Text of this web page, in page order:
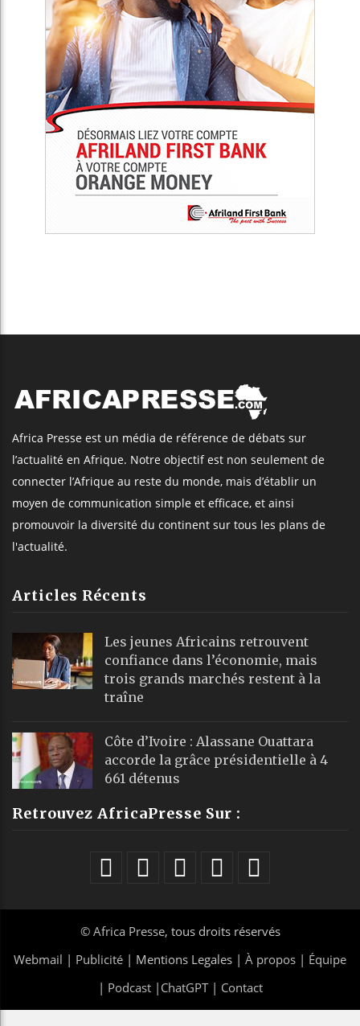
Africa Presse est un média de référence de débats sur
l’actualité en Afrique. Notre objectif est non seulement de
connecter l’Afrique au reste du monde, mais d’établir un
moyen de communication simple et efficace, et ainsi
promouvoir la diversité du continent sur tous les plans de
l'actualité.
Articles Récents
Les jeunes Africains retrouvent
confiance dans l’économie, mais
trois grands marchés restent à la
traîne
Côte d’Ivoire : Alassane Ouattara
accorde la grâce présidentielle à 4
661 détenus
Retrouvez AfricaPresse Sur :
© Africa Presse, tous droits réservés
Webmail | Publicité | Mentions Legales | À propos | Équipe
| Podcast| ChatGPT| Contact